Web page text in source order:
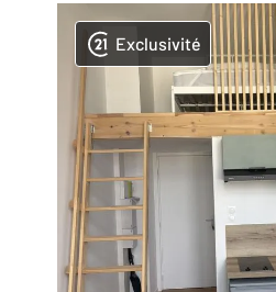
Exclusivité